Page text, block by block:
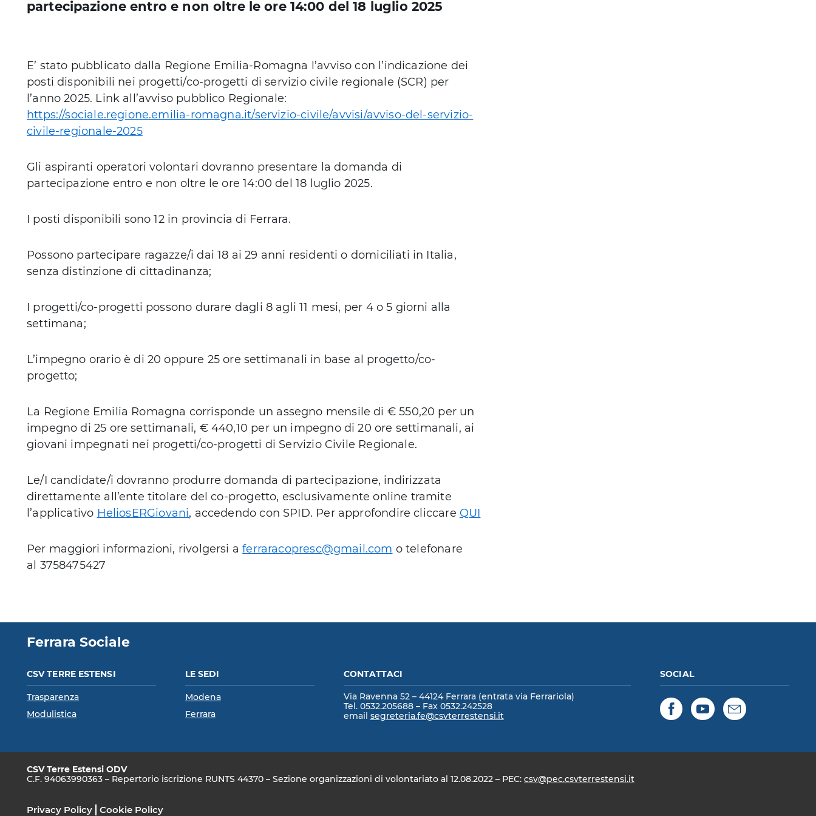
partecipazione entro e non oltre le ore 14:00 del 18 luglio 2025
E’ stato pubblicato dalla Regione Emilia-Romagna l’avviso con l’indicazione dei
posti disponibili nei progetti/co-progetti di servizio civile regionale (SCR) per
l’anno 2025. Link all’avviso pubblico Regionale:
https://sociale.regione.emilia-romagna.it/servizio-civile/avvisi/avviso-del-servizio-
civile-regionale-2025
Gli aspiranti operatori volontari dovranno presentare la domanda di
partecipazione entro e non oltre le ore 14:00 del 18 luglio 2025.
I posti disponibili sono 12 in provincia di Ferrara.
Possono partecipare ragazze/i dai 18 ai 29 anni residenti o domiciliati in Italia,
senza distinzione di cittadinanza;
I progetti/co-progetti possono durare dagli 8 agli 11 mesi, per 4 o 5 giorni alla
settimana;
L’impegno orario è di 20 oppure 25 ore settimanali in base al progetto/co-
progetto;
La Regione Emilia Romagna corrisponde un assegno mensile di € 550,20 per un
impegno di 25 ore settimanali, € 440,10 per un impegno di 20 ore settimanali, ai
giovani impegnati nei progetti/co-progetti di Servizio Civile Regionale.
Le/I candidate/i dovranno produrre domanda di partecipazione, indirizzata
direttamente all’ente titolare del co-progetto, esclusivamente online tramite
l’applicativo HeliosERGiovani, accedendo con SPID. Per approfondire cliccare QUI
Per maggiori informazioni, rivolgersi aferraracopresc@gmail.com o telefonare
al 3758475427
Ferrara Sociale
CSV TERRE ESTENSI
Trasparenza
Modulistica
LE SEDI
Modena
Ferrara
CONTATTACI
Via Ravenna 52 – 44124 Ferrara (entrata via Ferrariola)
Tel. 0532.205688 – Fax 0532.242528
email segreteria.fe@csvterrestensi.it
SOCIAL
FacebookYouTube
CSV Terre Estensi ODV
C.F. 94063990363 – Repertorio iscrizione RUNTS 44370 – Sezione organizzazioni di volontariato al 12.08.2022 – PEC: csv@pec.csvterrestensi.it
Privacy Policy Cookie Policy